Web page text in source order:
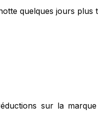
quelques jours plus
sur la